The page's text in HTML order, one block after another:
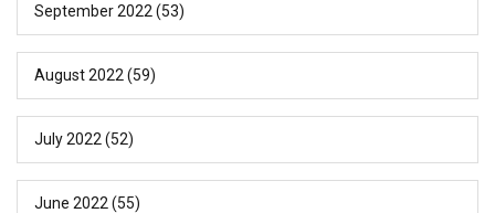
September 2022 (53)
August 2022 (59)
July 2022 (52)
June 2022 (55)